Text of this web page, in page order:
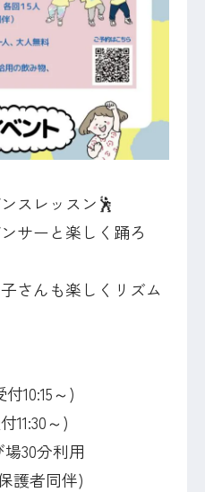
スレッスン🕺
サーと楽しく踊ろ
さんも楽しくリズム
10:15～)
～)
30分利用
護者同伴)